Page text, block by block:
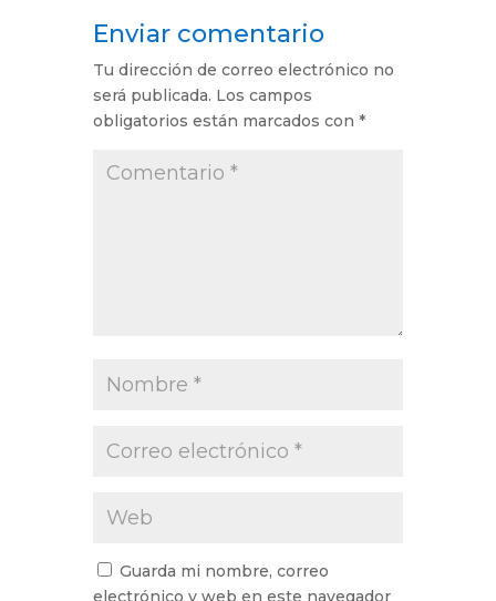
Enviar comentario
Tu dirección de correo electrónico no
será publicada. Los campos
obligatorios están marcados con *
Guarda mi nombre, correo
electrónico y web en este navegador